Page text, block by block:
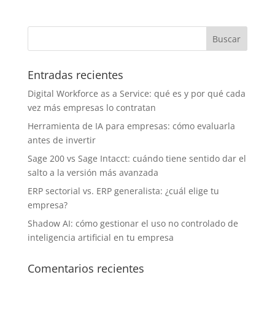
Entradas recientes
Digital Workforce as a Service: qué es y por qué cada
vez más empresas lo contratan
Herramienta de IA para empresas: cómo evaluarla
antes de invertir
Sage 200 vs Sage Intacct: cuándo tiene sentido dar el
salto a la versión más avanzada
ERP sectorial vs. ERP generalista: ¿cuál elige tu
empresa?
Shadow AI: cómo gestionar el uso no controlado de
inteligencia artificial en tu empresa
Comentarios recientes